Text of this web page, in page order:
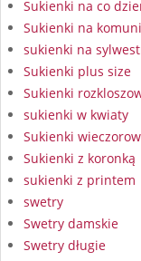
Sukienki na co
Sukienki na
sukienki na
Sukienki plus size
Sukienki
sukienki w kwiaty
Sukienki
Sukienki z koronką
sukienki z printem
swetry
Swetry damskie
Swetry długie